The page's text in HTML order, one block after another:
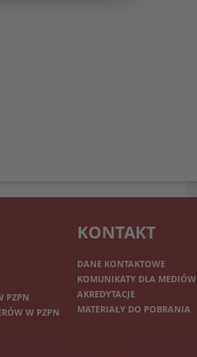
PZPN
W PZPN
KONTAKT
DANE KONTAKTOWE
KOMUNIKATY DLA MEDIÓW
AKREDYTACJE
MATERIAŁY DO POBRANIA